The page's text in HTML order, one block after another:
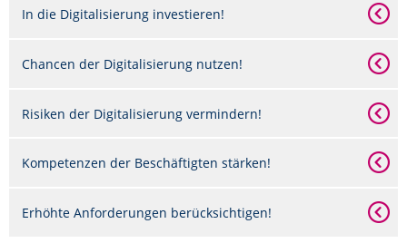
In die Digitalisierung investieren!
Chancen der Digitalisierung nutzen!
Risiken der Digitalisierung vermindern!
Kompetenzen der Beschäftigten stärken!
Erhöhte Anforderungen berücksichtigen!